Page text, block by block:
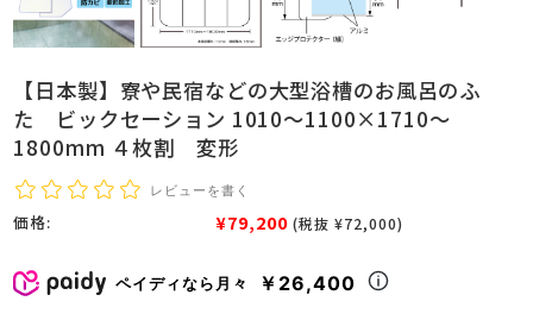
【日本製】寮や民宿などの大型浴槽のお風呂のふ
た ビックセーション 1010～1100×1710～
1800mm ４枚割 変形
レビューを書く
価格: ¥79,200 (税抜 ¥72,000)
ペイディなら月々 ￥26,400